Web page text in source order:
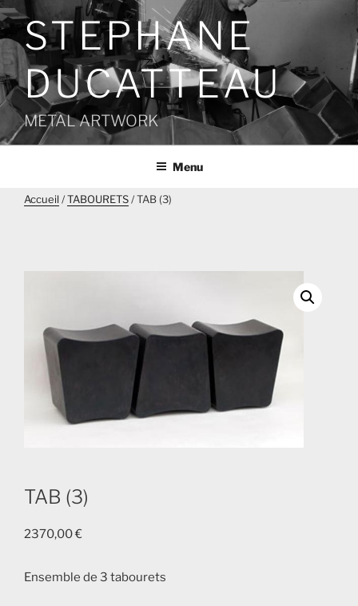
Aller
au
contenu
principal
STEPHANE
DUCATTEAU
METAL ARTWORK
Menu
Accueil /TABOURETS/ TAB (3)
TAB (3)
2370,00€
Ensemble de 3 tabourets